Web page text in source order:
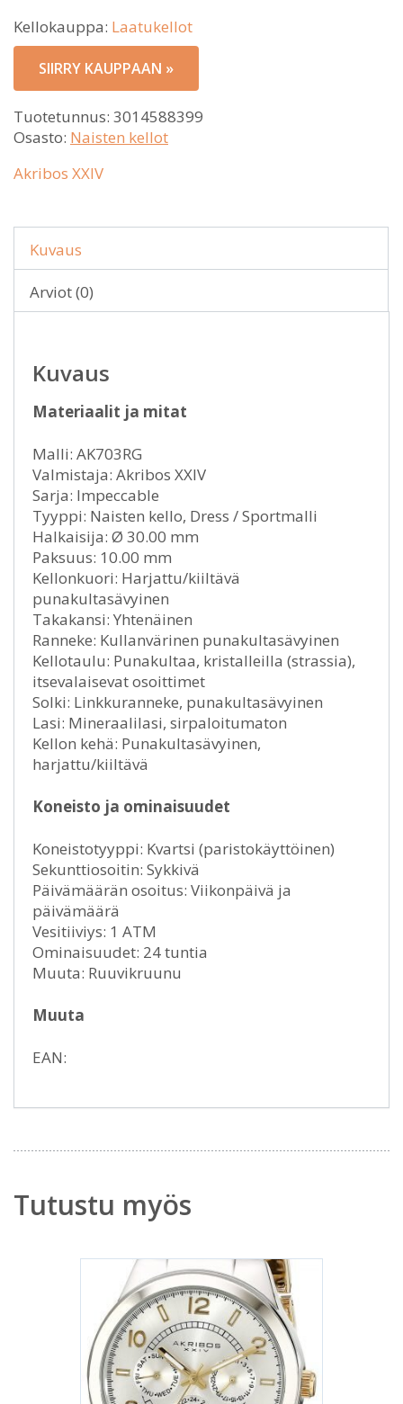
Kellokauppa: Laatukellot
SIIRRY KAUPPAAN »
Tuotetunnus: 3014588399
Osasto: Naisten kellot
Akribos XXIV
Kuvaus
Arviot (0)
Kuvaus
Materiaalit ja mitat
Malli: AK703RG
Valmistaja: Akribos XXIV
Sarja: Impeccable
Tyyppi: Naisten kello, Dress / Sportmalli
Halkaisija: Ø 30.00 mm
Paksuus: 10.00 mm
Kellonkuori: Harjattu/kiiltävä
punakultasävyinen
Takakansi: Yhtenäinen
Ranneke: Kullanvärinen punakultasävyinen
Kellotaulu: Punakultaa, kristalleilla (strassia),
itsevalaisevat osoittimet
Solki: Linkkuranneke, punakultasävyinen
Lasi: Mineraalilasi, sirpaloitumaton
Kellon kehä: Punakultasävyinen,
harjattu/kiiltävä
Koneisto ja ominaisuudet
Koneistotyyppi: Kvartsi (paristokäyttöinen)
Sekunttiosoitin: Sykkivä
Päivämäärän osoitus: Viikonpäivä ja
päivämäärä
Vesitiiviys: 1 ATM
Ominaisuudet: 24 tuntia
Muuta: Ruuvikruunu
Muuta
EAN:
Tutustu myös